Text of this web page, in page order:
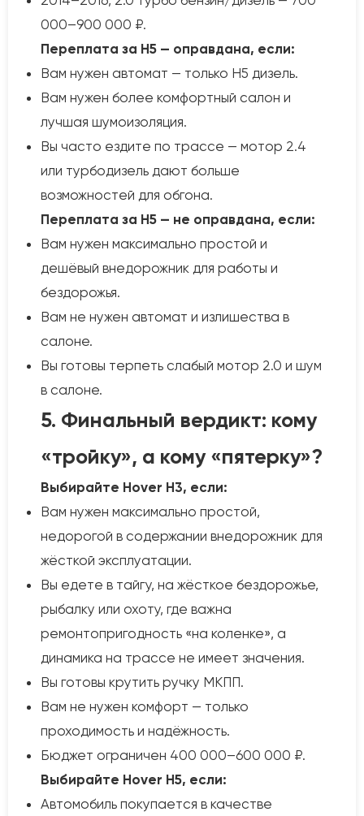
000–900 000 ₽.
Переплата за H5 — оправдана, если:
Вам нужен автомат — только H5 дизель.
Вам нужен более комфортный салон и
лучшая шумоизоляция.
Вы часто ездите по трассе — мотор 2.4
или турбодизель дают больше
возможностей для обгона.
Переплата за H5 — не оправдана, если:
Вам нужен максимально простой и
дешёвый внедорожник для работы и
бездорожья.
Вам не нужен автомат и излишества в
салоне.
Вы готовы терпеть слабый мотор 2.0 и шум
в салоне.
5. Финальный вердикт: кому
«тройку», а кому «пятерку»?
Выбирайте Hover H3, если:
Вам нужен максимально простой,
недорогой в содержании внедорожник для
жёсткой эксплуатации.
Вы едете в тайгу, на жёсткое бездорожье,
рыбалку или охоту, где важна
ремонтопригодность «на коленке», а
динамика на трассе не имеет значения.
Вы готовы крутить ручку МКПП.
Вам не нужен комфорт — только
проходимость и надёжность.
Бюджет ограничен 400 000–600 000 ₽.
Выбирайте Hover H5, если:
Автомобиль покупается в качестве